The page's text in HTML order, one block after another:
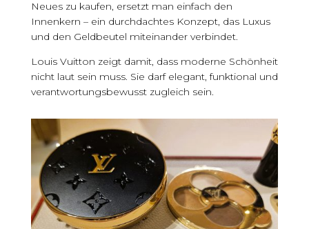
Neues zu kaufen, ersetzt man einfach den
Innenkern – ein durchdachtes Konzept, das Luxus
und den Geldbeutel miteinander verbindet.
Louis Vuitton zeigt damit, dass moderne Schönheit
nicht laut sein muss. Sie darf elegant, funktional und
verantwortungsbewusst zugleich sein.